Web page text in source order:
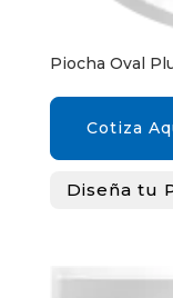
Piocha Oval
Cotiza
Diseña tu